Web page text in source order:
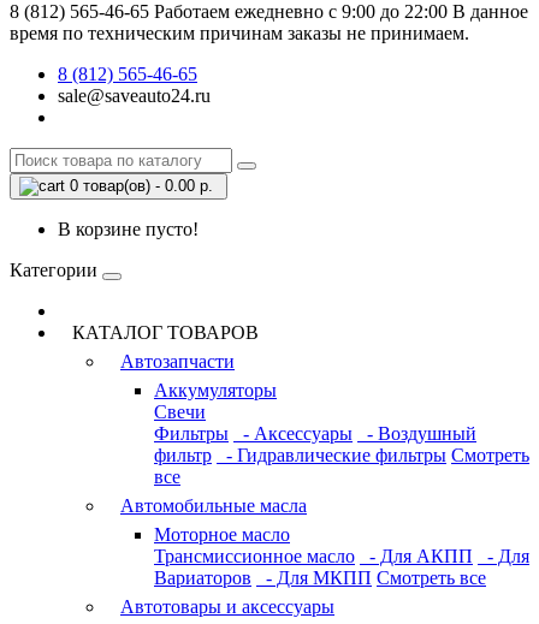
8 (812) 565-46-65 Работаем ежедневно с 9:00 до 22:00 В данное
время по техническим причинам заказы не принимаем.
8 (812) 565-46-65
sale@saveauto24.ru
0 товар(ов) - 0.00 р.
В корзине пусто!
Категории
КАТАЛОГ ТОВАРОВ
Автозапчасти
Аккумуляторы
Свечи
Фильтры
- Аксессуары
- Воздушный
фильтр
- Гидравлические фильтры Смотреть
все
Автомобильные масла
Моторное масло
Трансмиссионное масло
- Для АКПП
- Для
Вариаторов
- Для МКПП Смотреть все
Автотовары и аксессуары